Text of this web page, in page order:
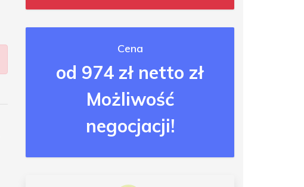
Cena
od 974 zł netto zł
Możliwość
negocjacji!